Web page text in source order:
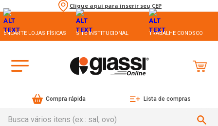
Clique aqui para inserir seu CEP
ENCARTE LOJAS FÍSICAS SITE INSTITUCIONAL TRABALHE CONOSCO
Compra rápida Lista de compras